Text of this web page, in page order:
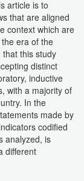
article is to
that are aligned
context which are
era of the
this study
distinct
inductive
with a majority of
In the
made by
codified
analyzed, is
different